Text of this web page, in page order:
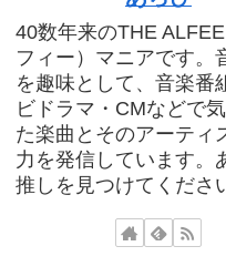
40数年来のTHE
フィー）マニアです。
を趣味として、音楽番
ビドラマ・CMなどで
た楽曲とそのアーティ
力を発信しています。
推しを見つけてくださ